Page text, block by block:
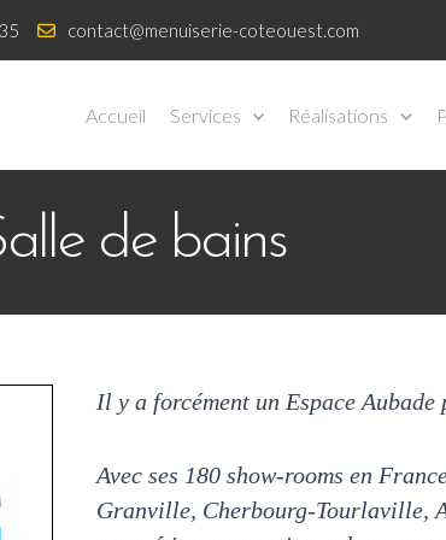
contact@menuiserie-coteouest.com
Accueil Services Réalisations
de bains
Il y a forcément un Espace Aubade
Avec ses 180 show-rooms en
Granville, Cherbourg-Tourlaville,